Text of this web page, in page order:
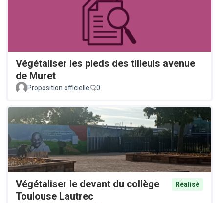
Végétaliser les pieds des tilleuls avenue
de Muret
Proposition officielle 0
Végétaliser le devant du collège
Toulouse Lautrec
Réalisé